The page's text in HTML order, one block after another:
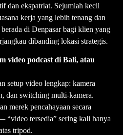
dan ekspatriat. Sejumlah kecil
kerja yang lebih tenang dan
di Denpasar bagi klien yang
dibanding lokasi strategis.
video podcast di Bali, atau
setup video lengkap: kamera
dan switching multi-kamera.
merek pencahayaan secara
“video tersedia” sering kali hanya
tripod.